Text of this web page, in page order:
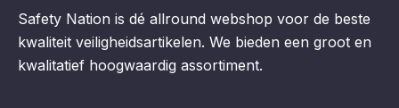
Safety Nation is dé allround webshop voor de beste
kwaliteit veiligheidsartikelen. We bieden een groot en
kwalitatief hoogwaardig assortiment.